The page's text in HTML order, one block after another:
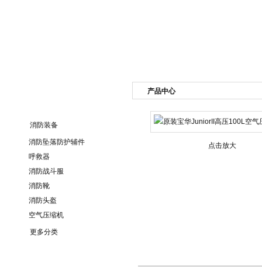
消防装备
消防坠落防护辅件
呼救器
消防战斗服
消防靴
消防头盔
空气压缩机
更多分类
产品中心
点击放大